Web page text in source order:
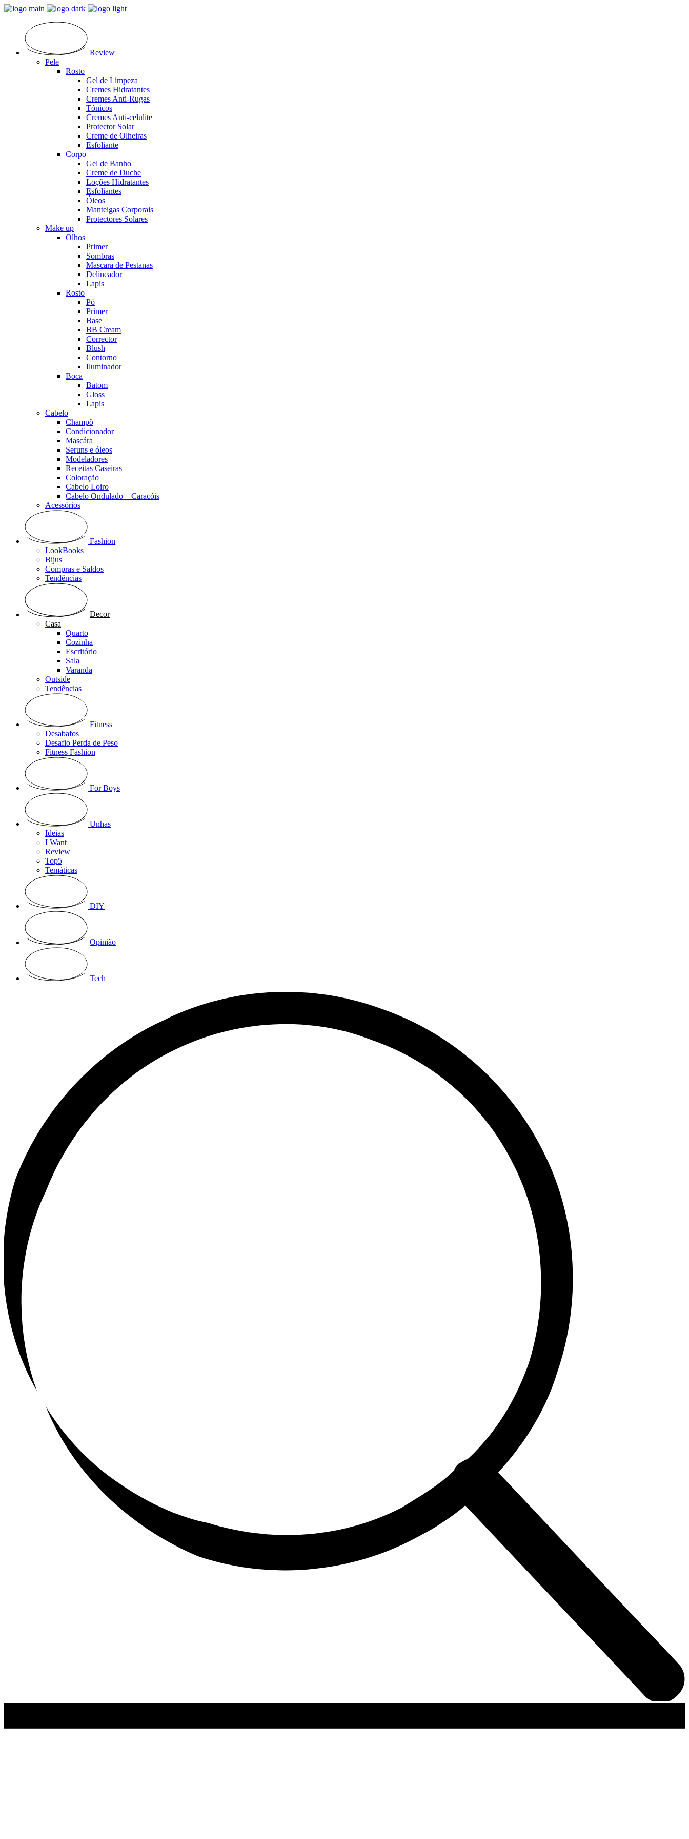
Review
Pele
Rosto
Gel de Limpeza
Cremes Hidratantes
Cremes Anti-Rugas
Tónicos
Cremes Anti-celulite
Protector Solar
Creme de Olheiras
Esfoliante
Corpo
Gel de Banho
Creme de Duche
Loções Hidratantes
Esfoliantes
Óleos
Manteigas Corporais
Protectores Solares
Make up
Olhos
Primer
Sombras
Mascara de Pestanas
Delineador
Lapis
Rosto
Pó
Primer
Base
BB Cream
Corrector
Blush
Contorno
Iluminador
Boca
Batom
Gloss
Lapis
Cabelo
Champô
Condicionador
Mascára
Seruns e óleos
Modeladores
Receitas Caseiras
Coloração
Cabelo Loiro
Cabelo Ondulado – Caracóis
Acessórios
Fashion
LookBooks
Bijus
Compras e Saldos
Tendências
Decor
Casa
Quarto
Cozinha
Escritório
Sala
Varanda
Outside
Tendências
Fitness
Desabafos
Desafio Perda de Peso
Fitness Fashion
For Boys
Unhas
Ideias
I Want
Review
Top5
Temáticas
DIY
Opinião
Tech